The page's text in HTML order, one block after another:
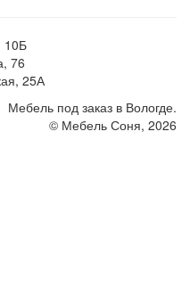
10Б
76
25А
Мебель под заказ в Вологде.
© Мебель Соня, 2026